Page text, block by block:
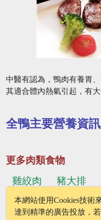
中醫有認為，鴨肉有養胃
其適合體內熱氣引起，有
全鴨主要營養資訊
更多肉類食物
雞絞肉
豬大排
雞心(肉雞)
火雞
本網站使用Cookies技術
達到精準的廣告投放，